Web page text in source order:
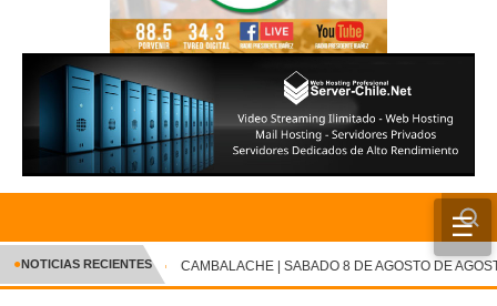
☰
INICIO
CRÓNICA
●NOTICIAS RECIENTES CAMBALACHE | SABADO 8 DE AGOSTO DE